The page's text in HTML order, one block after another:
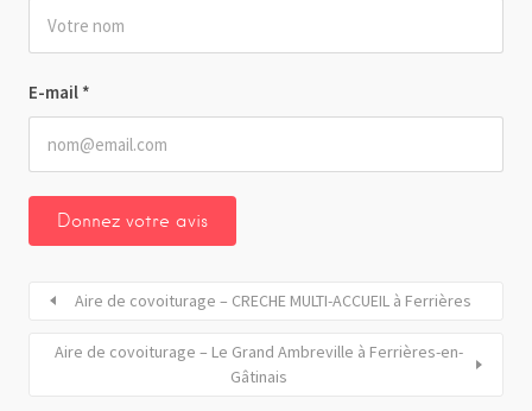
E-mail *
Aire de covoiturage – CRECHE MULTI-ACCUEIL à Ferrières
Aire de covoiturage – Le Grand Ambreville à Ferrières-en-
Gâtinais